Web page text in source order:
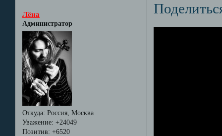
Лёна
Администратор
Откуда: Россия, Москва
Уважение: +24049
Позитив: +6520